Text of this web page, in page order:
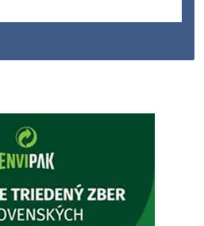
Sivoň
čerpania dovolenky. Akútne
sa bude zvážať komunálny odpad.